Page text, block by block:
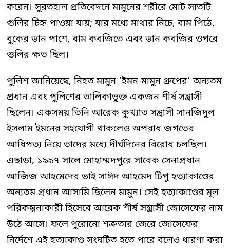
করেন। সুরতহাল প্রতিবেদনে মামুনের শরীরে মোট সাতটি
গুলির চিহ্ন পাওয়া যায়; যার মধ্যে মাথার নিচে, বাম পিঠে,
বুকের ডান পাশে, বাম কবজিতে এবং ডান কবজির ওপরে
গুলির ক্ষত ছিল।
পুলিশ জানিয়েছে, নিহত মামুন ‘ইমন-মামুন গ্রুপের’ অন্যতম
প্রধান এবং পুলিশের তালিকাভুক্ত একজন শীর্ষ সন্ত্রাসী
ছিলেন। একসময় তিনি আরেক কুখ্যাত সন্ত্রাসী সানজিদুল
ইসলাম ইমনের সহযোগী থাকলেও অপরাধ জগতের
আধিপত্য নিয়ে তাদের মধ্যে দীর্ঘদিনের বিরোধ চলছিল।
এছাড়া, ১৯৯৭ সালে মোহাম্মদপুরে সাবেক সেনাপ্রধান
আজিজ আহমেদের ভাই সাঈদ আহমেদ টিপু হত্যাকাণ্ডের
অন্যতম প্রধান আসামি ছিলেন মামুন। সেই হত্যাকাণ্ডের মূল
পরিকল্পনাকারী হিসেবে আরেক শীর্ষ সন্ত্রাসী জোসেফের নাম
উঠে আসে। ফলে পুরোনো শত্রুতার জেরে জোসেফের
নির্দেশে এই হত্যাকাণ্ড সংঘটিত হতে পারে বলেও ধারণা করা